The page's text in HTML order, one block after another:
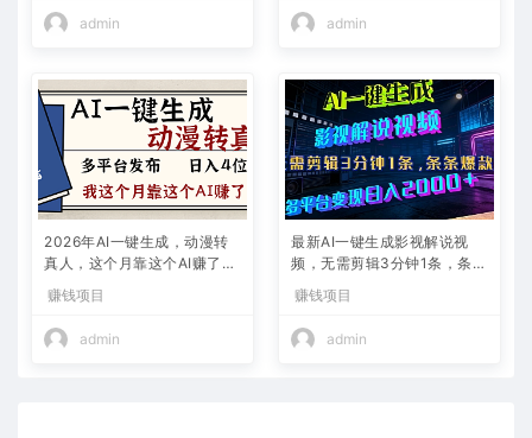
admin admin
2026年AI一键生成，动漫转
真人，这个月靠这个AI赚了2
赚钱项目
admin
最新AI一键生成影视解说视
频，无需剪辑3分钟1条，条条
+
赚钱项目
admin